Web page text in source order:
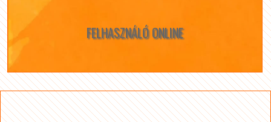
FELHASZNÁLÓ ONLINE